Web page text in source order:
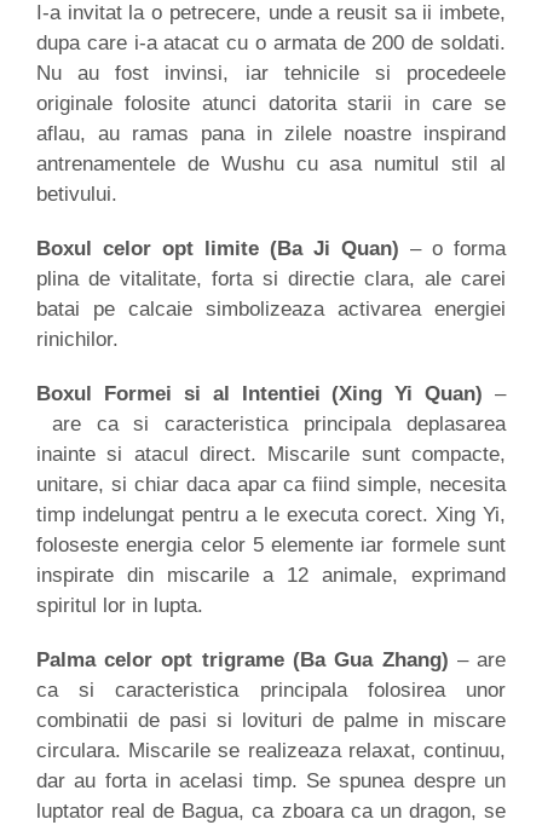
I-a invitat la o petrecere, unde a reusit sa ii imbete,
dupa care i-a atacat cu o armata de 200 de soldati.
Nu au fost invinsi, iar tehnicile si procedeele
originale folosite atunci datorita starii in care se
aflau, au ramas pana in zilele noastre inspirand
antrenamentele de Wushu cu asa numitul stil al
betivului.
Boxul celor opt limite (Ba Ji Quan)– o forma
plina de vitalitate, forta si directie clara, ale carei
batai pe calcaie simbolizeaza activarea energiei
rinichilor.
Boxul Formei si al Intentiei (Xing Yi Quan)–
are ca si caracteristica principala deplasarea
inainte si atacul direct. Miscarile sunt compacte,
unitare, si chiar daca apar ca fiind simple, necesita
timp indelungat pentru a le executa corect. Xing Yi,
foloseste energia celor 5 elemente iar formele sunt
inspirate din miscarile a 12 animale, exprimand
spiritul lor in lupta.
Palma celor opt trigrame (Ba Gua Zhang) – are
ca si caracteristica principala folosirea unor
combinatii de pasi si lovituri de palme in miscare
circulara. Miscarile se realizeaza relaxat, continuu,
dar au forta in acelasi timp. Se spunea despre un
luptator real de Bagua, ca zboara ca un dragon, se